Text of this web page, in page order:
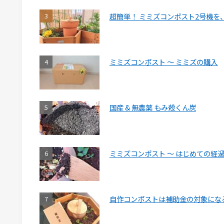
超簡単！ ミミズコンポスト2号機を
ミミズコンポスト ～ ミミズの購入
国産 & 無農薬 もみ殻くん炭
ミミズコンポスト ～ はじめての経
自作コンポストは補助金の対象にな